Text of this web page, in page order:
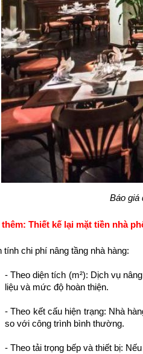
Báo giá
thêm: Thiết kế lại mặt tiền nhà
tính chi phí nâng tầng nhà hàng:
- Theo diện tích (m²): Dịch vụ
liệu và mức độ hoàn thiện.
- Theo kết cấu hiện trạng: Nhà
so với công trình bình thường.
- Theo tải trọng bếp và thiết bị: